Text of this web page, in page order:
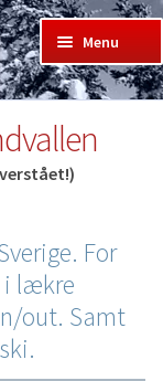
Menu
For
i lækre
out. Samt